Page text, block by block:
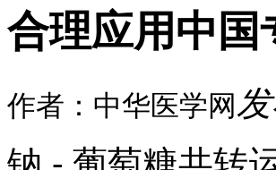
合理应用中国
作者：中华医学网